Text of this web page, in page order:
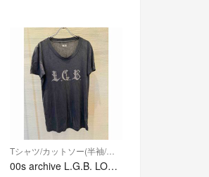
Tシャツ/カットソー(半袖/袖なし)
00s archive L.G.B. LOGO t-shirt tシャツ y2k